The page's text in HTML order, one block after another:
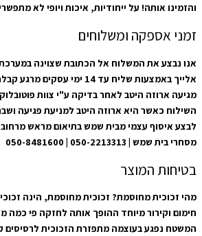
והזמינו אותה! על ייחודיות, איכות ויופי לא
זמני אספקה ומשלוחים
אנו נבצע את המשלוח אל הכתובת שצוינה
אלייך באמצעות שליח עד 14
מגיעה ארוזה היטב לאחר בדיקה ע"י צוות
השילוח כאשר היא ארוזה היטב למניעת פגיעה
מסחרי בית שמש | 050-2213313 | 050-8481600
בטיחות המוצר
מהי זכוכית מחוסמת? זכוכית מחוסמת, הינה
חימום וקירור מיוחד ההופך אותה לחזקה פי כמה
המשטח נפגע בעוצמה מתפזרת הזכוכית לרסיסים